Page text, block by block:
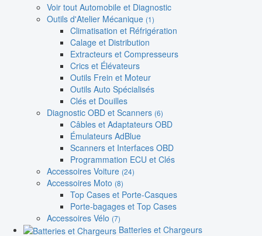
Voir tout Automobile et Diagnostic
Outils d'Atelier Mécanique (1)
Climatisation et Réfrigération
Calage et Distribution
Extracteurs et Compresseurs
Crics et Élévateurs
Outils Frein et Moteur
Outils Auto Spécialisés
Clés et Douilles
Diagnostic OBD et Scanners (6)
Câbles et Adaptateurs OBD
Émulateurs AdBlue
Scanners et Interfaces OBD
Programmation ECU et Clés
Accessoires Voiture (24)
Accessoires Moto (8)
Top Cases et Porte-Casques
Porte-bagages et Top Cases
Accessoires Vélo (7)
Batteries et Chargeurs